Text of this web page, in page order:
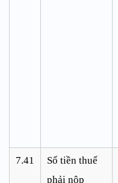
7.41
Số tiền thuế
phải nộp